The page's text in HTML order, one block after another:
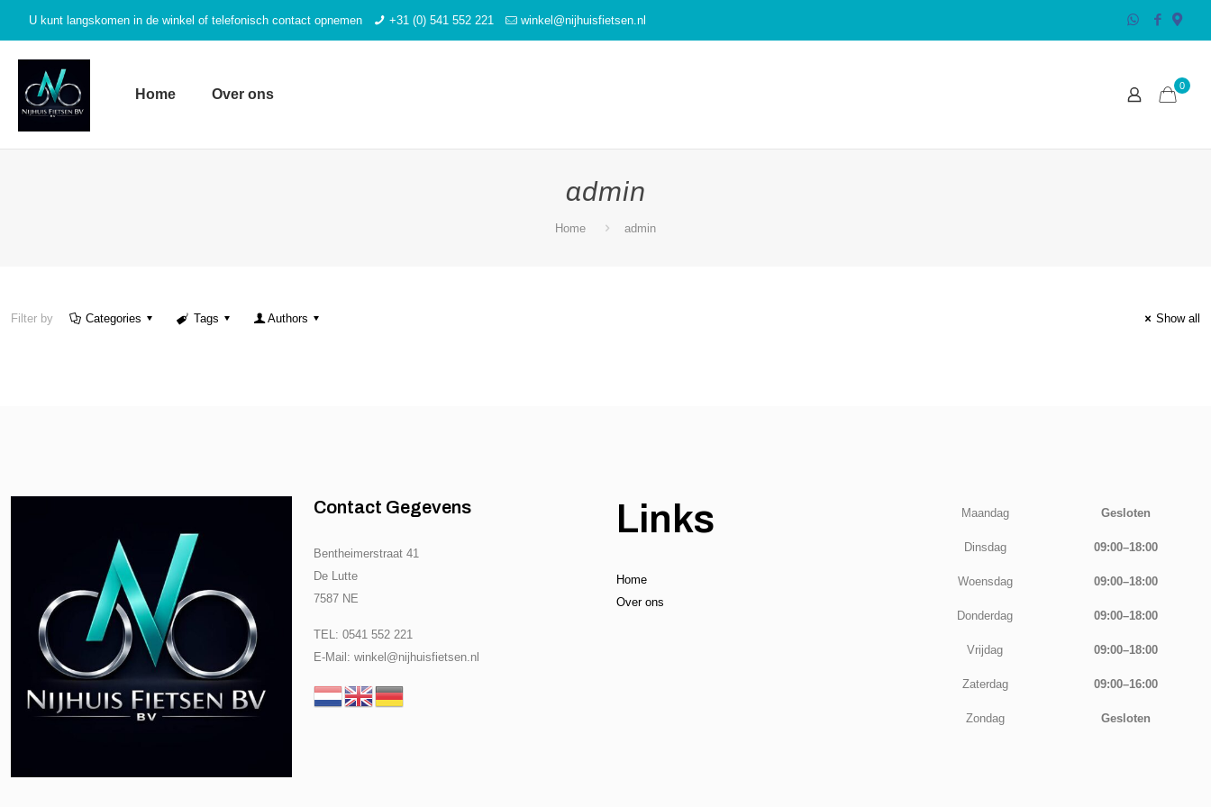
U kunt langskomen in de winkel of telefonisch contact opnemen +31 (0) 541 552 221 winkel@nijhuisfietsen.nl
Home Over ons
0
admin
Home admin
Filter by Categories Tags Authors Show all
Contact Gegevens
Bentheimerstraat 41
De Lutte
7587 NE
TEL: 0541 552 221
E-Mail: winkel@nijhuisfietsen.nl
Links
Home
Over ons
Maandag Gesloten
Dinsdag 09:00–18:00
Woensdag 09:00–18:00
Donderdag 09:00–18:00
Vrijdag 09:00–18:00
Zaterdag 09:00–16:00
Zondag Gesloten